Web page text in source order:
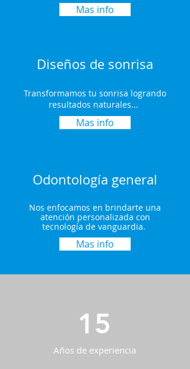
Mas info
Diseños de sonrisa
Transformamos tu sonrisa logrando
resultados naturales...
Mas info
Odontología general
Nos enfocamos en brindarte una
atención personalizada con
tecnología de vanguardia.
Mas info
15
Años de experiencia